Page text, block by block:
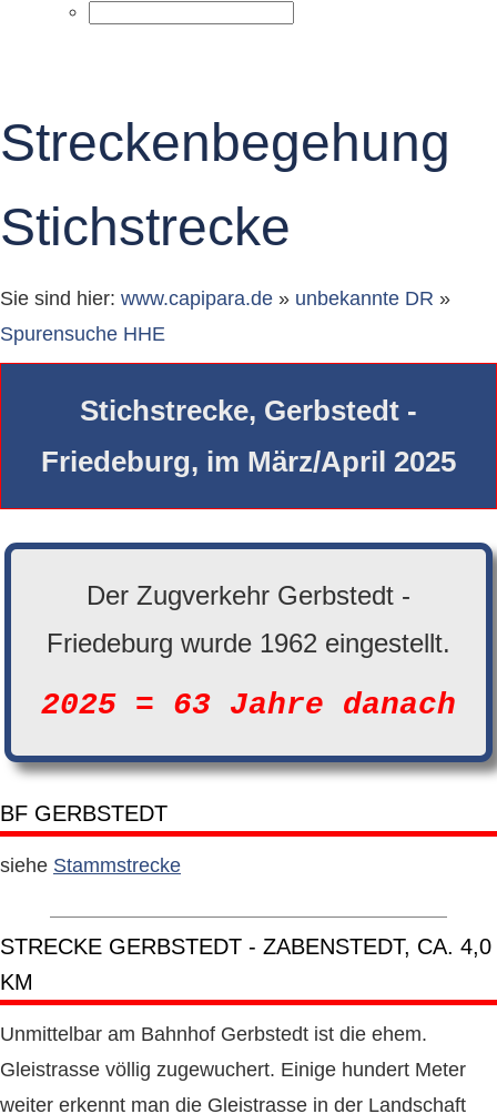
Streckenbegehung
Stichstrecke
Sie sind hier: www.capipara.de » unbekannte DR »
Spurensuche HHE
Stichstrecke, Gerbstedt -
Friedeburg, im März/April 2025
Der Zugverkehr Gerbstedt -
Friedeburg wurde 1962 eingestellt.
2025 = 63 Jahre danach
BF GERBSTEDT
siehe Stammstrecke
STRECKE GERBSTEDT - ZABENSTEDT, CA. 4,0
KM
Unmittelbar am Bahnhof Gerbstedt ist die ehem.
Gleistrasse völlig zugewuchert. Einige hundert Meter
weiter erkennt man die Gleistrasse in der Landschaft